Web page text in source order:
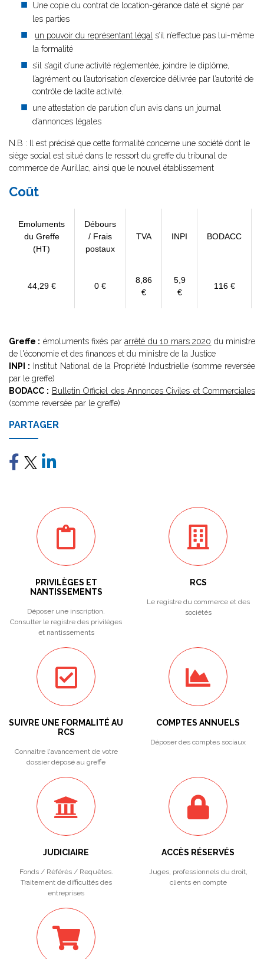
Une copie du contrat de location-gérance daté et signé par
les parties
un pouvoir du représentant légal s’il n’effectue pas lui-même
la formalité
s’il s’agit d’une activité réglementée, joindre le diplôme,
l’agrément ou l’autorisation d’exercice délivrée par l’autorité de
contrôle de ladite activité.
une attestation de parution d’un avis dans un journal
d’annonces légales
N.B : Il est précisé que cette formalité concerne une société dont le
siège social est situé dans le ressort du greffe du tribunal de
commerce de Aurillac, ainsi que le nouvel établissement
Coût
Emoluments
du Greffe
(HT)
Débours
/ Frais
postaux
TVA INPI BODACC
44,29 € 0 €
8,86
€
5,9
€
116 €
Greffe : émoluments fixés pararrêté du 10 mars 2020 du ministre
de l'économie et des finances et du ministre de la Justice
INPI : Institut National de la Propriété Industrielle (somme reversée
par le greffe)
BODACC : Bulletin Officiel des Annonces Civiles et Commerciales
(somme reversée par le greffe)
PARTAGER
PRIVILÈGES ET
NANTISSEMENTS
Déposer une inscription.
Consulter le registre des privilèges
et nantissements
RCS
Le registre du commerce et des
sociétés
SUIVRE UNE FORMALITÉ AU
RCS
Connaitre l'avancement de votre
dossier déposé au greffe
COMPTES ANNUELS
Déposer des comptes sociaux
JUDICIAIRE
Fonds / Référés / Requêtes.
Traitement de difficultés des
entreprises
ACCÈS RÉSERVÉS
Juges, professionnels du droit,
clients en compte